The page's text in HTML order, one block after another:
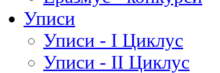
Уписи
Уписи - I Циклус
Уписи - II Циклус